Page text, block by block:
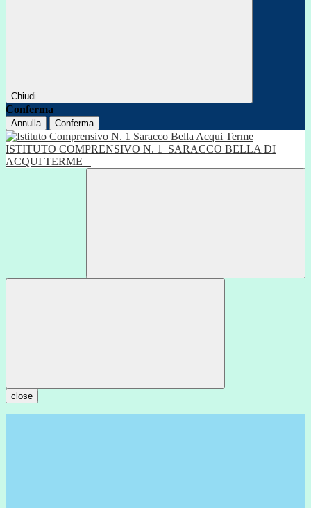
Chiudi
Conferma
Annulla Conferma
ISTITUTO COMPRENSIVO N. 1
SARACCO BELLA DI
ACQUI TERME
close